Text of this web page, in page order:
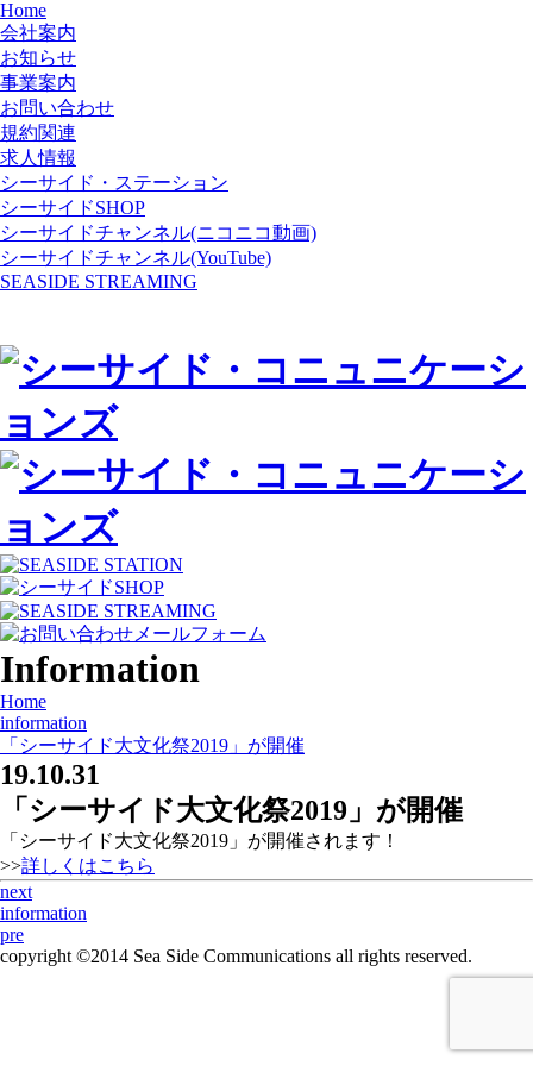
Home
会社案内
お知らせ
事業案内
お問い合わせ
規約関連
求人情報
シーサイド・ステーション
シーサイドSHOP
シーサイドチャンネル(ニコニコ動画)
シーサイドチャンネル(YouTube)
SEASIDE STREAMING
Information
Home
information
「シーサイド大文化祭2019」が開催
19.10.31
「シーサイド大文化祭2019」が開催
「シーサイド大文化祭2019」が開催されます！
>>詳しくはこちら
next
information
pre
copyright ©2014 Sea Side Communications all rights reserved.